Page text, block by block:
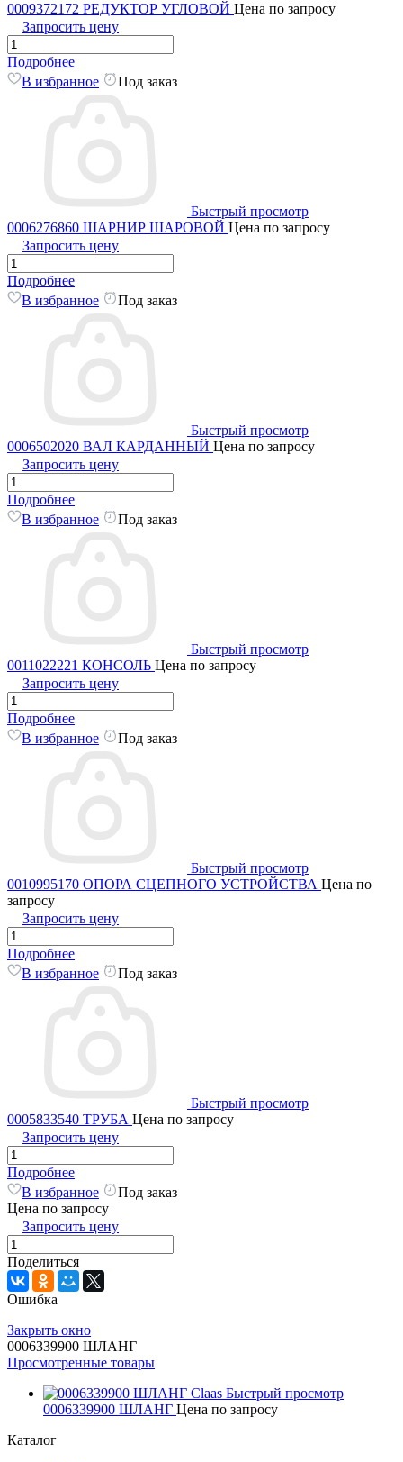
0009372172 РЕДУКТОР УГЛОВОЙ Цена по запросу
Запросить цену
Подробнее
В избранное
Под заказ
Быстрый просмотр
0006276860 ШАРНИР ШАРОВОЙ Цена по запросу
Запросить цену
Подробнее
В избранное
Под заказ
Быстрый просмотр
0006502020 ВАЛ КАРДАННЫЙ Цена по запросу
Запросить цену
Подробнее
В избранное
Под заказ
Быстрый просмотр
0011022221 КОНСОЛЬ Цена по запросу
Запросить цену
Подробнее
В избранное
Под заказ
Быстрый просмотр
0010995170 ОПОРА СЦЕПНОГО УСТРОЙСТВА Цена по
запросу
Запросить цену
Подробнее
В избранное
Под заказ
Быстрый просмотр
0005833540 ТРУБА Цена по запросу
Запросить цену
Подробнее
В избранное
Под заказ
Цена по запросу
Запросить цену
Поделиться
Ошибка
Закрыть окно
0006339900 ШЛАНГ
Просмотренные товары
Быстрый просмотр
0006339900 ШЛАНГ Цена по запросу
Каталог